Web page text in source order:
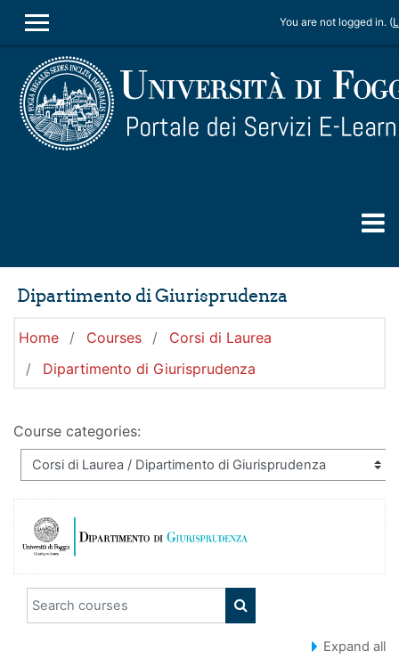
SIDE PANEL
You are not logged in. (
Dipartimento di Giurisprudenza
Home Courses
Corsi di Laurea
Dipartimento di Giurisprudenza
Course categories:
Search courses
SEARCH COURSES
Expand all